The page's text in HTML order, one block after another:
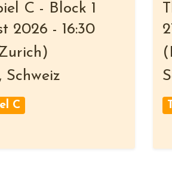
C - Block 1
2026 - 16:30
)
, Schweiz
C
(